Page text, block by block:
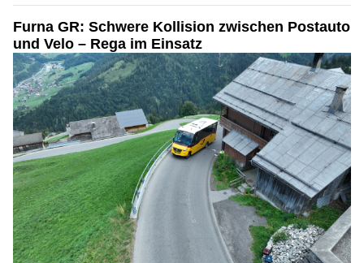
Furna GR: Schwere Kollision zwischen Postauto
und Velo – Rega im Einsatz